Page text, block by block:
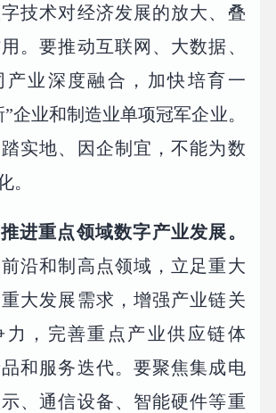
技术对经济发展的放大、叠
。要推动互联网、大数据、
产业深度融合，加快培育一
企业和制造业单项冠军企业。
实地、因企制宜，不能为数
。
进重点领域数字产业发展。
沿和制高点领域，立足重大
大发展需求，增强产业链关
力，完善重点产业供应链体
和服务迭代。要聚焦集成电
、通信设备、智能硬件等重